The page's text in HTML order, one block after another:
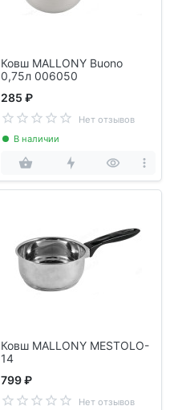
Ковш MALLONY Buono
0,75л 006050
285 ₽
Нет отзывов
В наличии
Ковш MALLONY MESTOLO-
14
799 ₽
Нет отзывов